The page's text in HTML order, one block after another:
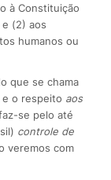
à Constituição
(2) aos
humanos ou
que se chama
e o respeito aos
se pelo até
controle de
veremos com